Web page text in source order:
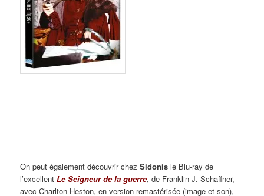
On peut également découvrir chezSidonis le Blu-ray de
l’excellentLe Seigneur de la guerre, de Franklin J. Schaffner,
avec Charlton Heston, en version remastérisée (image et son),